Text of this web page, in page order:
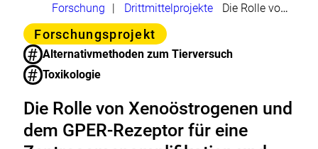
Risikobewertung
Brotkrumennavigation
Forschung Drittmittelprojekte
Die Rolle von Xenoöstrogenen und dem GPER-Rezeptor für eine Zentrosomenamplifikation und chromosomale Instabilität in Darmkrebszellen
Kategorie
Forschungsprojekt
# Alternativmethoden zum Tierversuch
# Toxikologie
Die Rolle von Xenoöstrogenen und
dem GPER-Rezeptor für eine